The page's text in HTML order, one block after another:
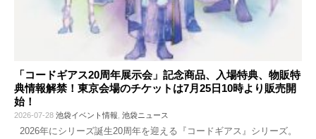
「コードギアス20周年展示会」記念商品、入場特典、物販特
典情報解禁！東京会場のチケットは7月25日10時より販売開
始！
2026-07-28 池袋イベント情報 池袋ニュース
2026年にシリーズ誕生20周年を迎える『コードギアス』シリーズ。